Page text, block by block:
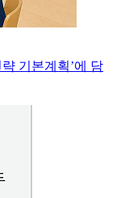
기본계획’에 담